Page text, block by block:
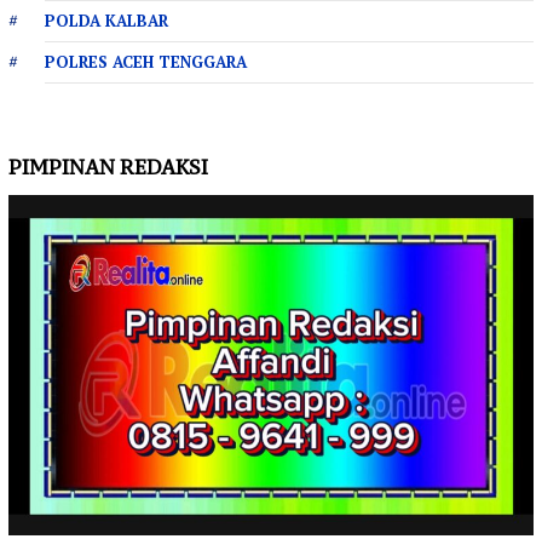
POLDA KALBAR
POLRES ACEH TENGGARA
PIMPINAN REDAKSI